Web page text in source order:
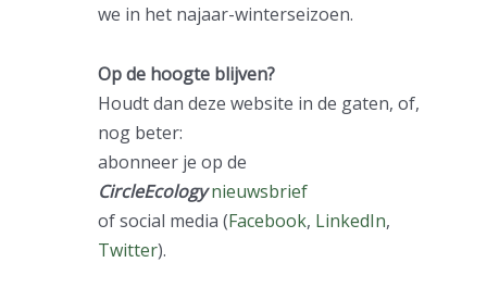
we in het najaar-winterseizoen.
Op de hoogte blijven?
Houdt dan deze website in de gaten, of,
nog beter:
abonneer je op de
CircleEcology nieuwsbrief
of social media (Facebook, LinkedIn,
Twitter).